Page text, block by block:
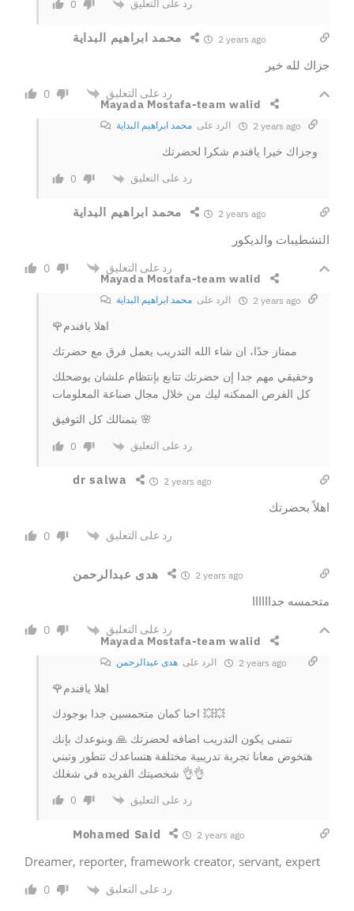
0 رد على التعليق
محمد ابراهيم البداية 2 years ago
جزاك لله خير
0 رد على التعليق
Mayada Mostafa-team walid
الرد على محمد ابراهيم البداية 2 years ago
وجزاك خيرا يافندم شكرا لحضرتك
0 رد على التعليق
محمد ابراهيم البداية 2 years ago
التشطيبات والديكور
0 رد على التعليق
Mayada Mostafa-team walid
الرد على محمد ابراهيم البداية 2 years ago
🌹اهلا يافندم
ممتاز جدًا، ان شاء الله التدريب يعمل فرق مع حضرتك
وحقيقي مهم جدا إن حضرتك تتابع بإنتظام علشان يوضحلك
كل الفرص الممكنه ليك من خلال مجال صناعة المعلومات
بتمنالك كل التوفيق 🌸
0 رد على التعليق
dr salwa 2 years ago
اهلاً بحضرتك
0 رد على التعليق
هدى عبدالرحمن 2 years ago
متحمسه جداااااا
0 رد على التعليق
Mayada Mostafa-team walid
الرد على هدى عبدالرحمن 2 years ago
🌹اهلا يافندم
احنا كمان متحمسين جدا بوجودك 💥💥
نتمنى يكون التدريب اضافه لحضرتك 🙏 وبنوعدك بإنك
هتخوض معانا تجربة تدريبية مختلفة هتساعدك تتطور وتبني
شخصيتك الفريده في شغلك 👌👌
0 رد على التعليق
Mohamed Said 2 years ago
Dreamer, reporter, framework creator, servant, expert
0 رد على التعليق